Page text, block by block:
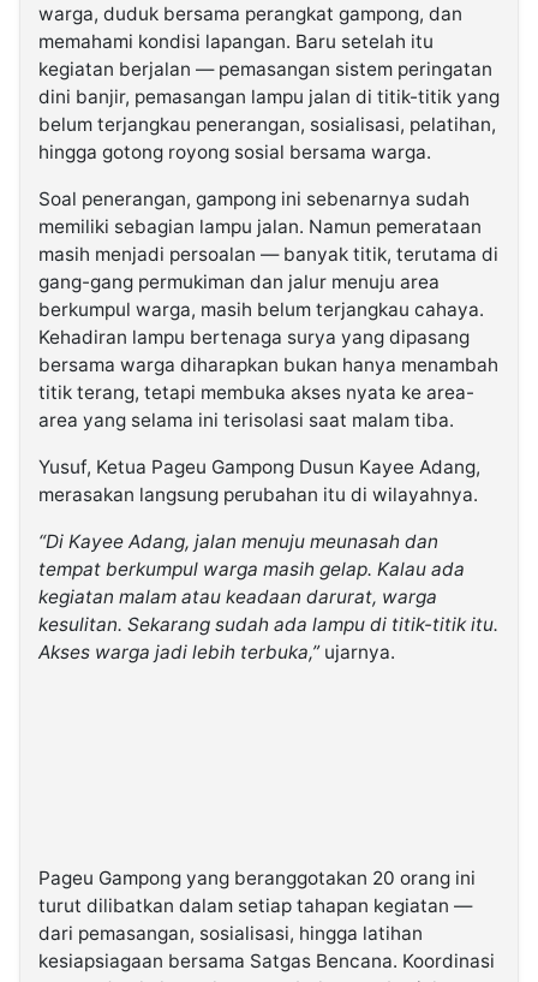
warga, duduk bersama perangkat gampong, dan
memahami kondisi lapangan. Baru setelah itu
kegiatan berjalan — pemasangan sistem peringatan
dini banjir, pemasangan lampu jalan di titik-titik yang
belum terjangkau penerangan, sosialisasi, pelatihan,
hingga gotong royong sosial bersama warga.
Soal penerangan, gampong ini sebenarnya sudah
memiliki sebagian lampu jalan. Namun pemerataan
masih menjadi persoalan — banyak titik, terutama di
gang-gang permukiman dan jalur menuju area
berkumpul warga, masih belum terjangkau cahaya.
Kehadiran lampu bertenaga surya yang dipasang
bersama warga diharapkan bukan hanya menambah
titik terang, tetapi membuka akses nyata ke area-
area yang selama ini terisolasi saat malam tiba.
Yusuf, Ketua Pageu Gampong Dusun Kayee Adang,
merasakan langsung perubahan itu di wilayahnya.
“Di Kayee Adang, jalan menuju meunasah dan
tempat berkumpul warga masih gelap. Kalau ada
kegiatan malam atau keadaan darurat, warga
kesulitan. Sekarang sudah ada lampu di titik-titik itu.
Akses warga jadi lebih terbuka,”ujarnya.
Pageu Gampong yang beranggotakan 20 orang ini
turut dilibatkan dalam setiap tahapan kegiatan —
dari pemasangan, sosialisasi, hingga latihan
kesiapsiagaan bersama Satgas Bencana. Koordinasi